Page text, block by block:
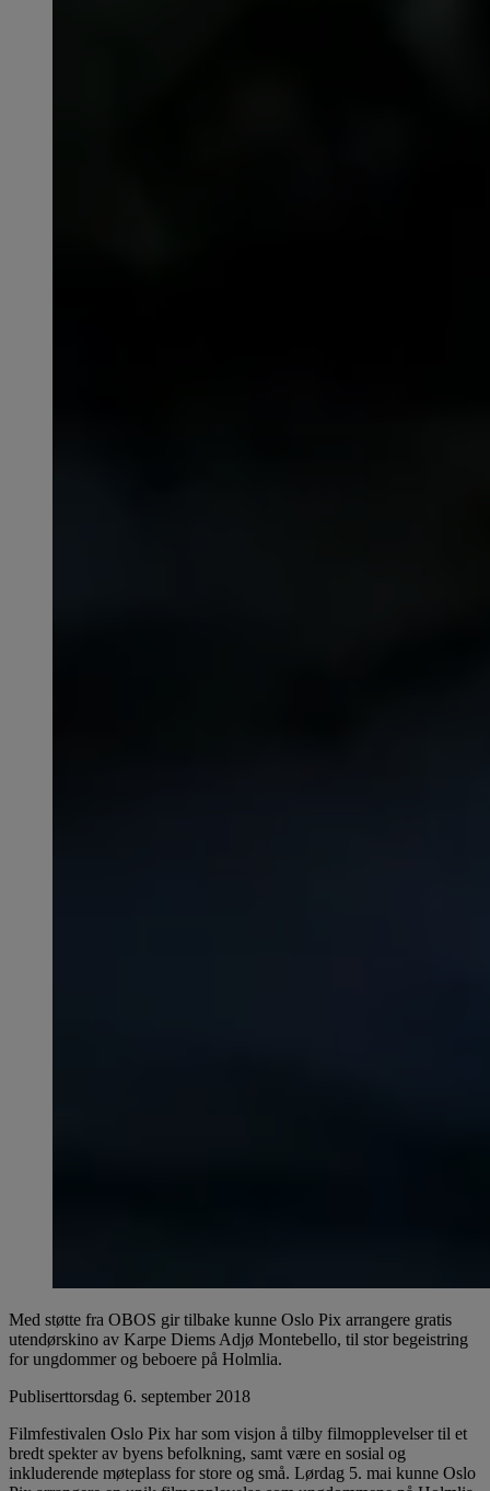
Med støtte fra OBOS gir tilbake kunne Oslo Pix arrangere gratis
utendørskino av Karpe Diems Adjø Montebello, til stor begeistring
for ungdommer og beboere på Holmlia.
Publiserttorsdag 6. september 2018
Filmfestivalen Oslo Pix har som visjon å tilby filmopplevelser til et
bredt spekter av byens befolkning, samt være en sosial og
inkluderende møteplass for store og små. Lørdag 5. mai kunne Oslo